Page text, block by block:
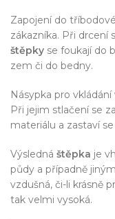
Zapojení do
zákazníka. Při drcení
štěpky se foukají do
zem či do bedny.
Násypka pro
Při jejim stlačení se
materiálu a zastaví
Výsledná štěpka je
půdy a případně
vzdušná, či-li krásně
tak velmi vysoká.